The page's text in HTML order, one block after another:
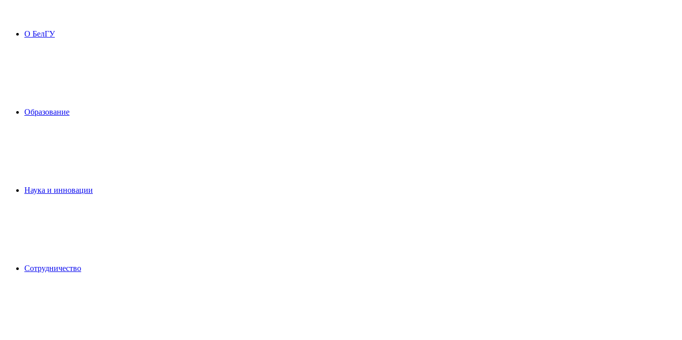
О БелГУ
Образование
Наука и инновации
Сотрудничество